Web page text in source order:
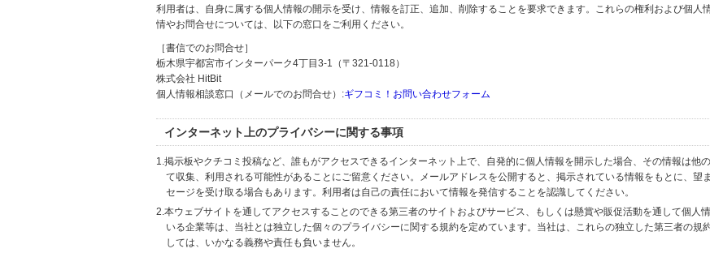
利用者は、自身に属する個人情報の開示を受け、情報を訂正、追加、削除することを要求できます。これらの権利および個人
情やお問合せについては、以下の窓口をご利用ください。
［書信でのお問合せ］
栃木県宇都宮市インターパーク4丁目3-1（〒321-0118）
株式会社 HitBit
個人情報相談窓口（メールでのお問合せ）:ギフコミ！お問い合わせフォーム
インターネット上のプライバシーに関する事項
1.掲示板やクチコミ投稿など、誰もがアクセスできるインターネット上で、自発的に個人情報を開示した場合、その情報は他
て収集、利用される可能性があることにご留意ください。メールアドレスを公開すると、掲示されている情報をもとに、望
セージを受け取る場合もあります。利用者は自己の責任において情報を発信することを認識してください。
2.本ウェブサイトを通してアクセスすることのできる第三者のサイトおよびサービス、もしくは懸賞や販促活動を通して個人
いる企業等は、当社とは独立した個々のプライバシーに関する規約を定めています。当社は、これらの独立した第三者の規
しては、いかなる義務や責任も負いません。